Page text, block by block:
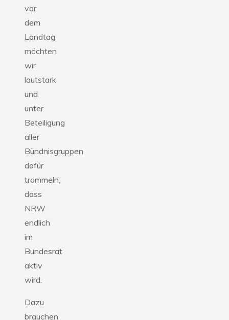
vor
dem
Landtag,
möchten
wir
lautstark
und
unter
Beteiligung
aller
Bündnisgruppen
dafür
trommeln,
dass
NRW
endlich
im
Bundesrat
aktiv
wird.
Dazu
brauchen